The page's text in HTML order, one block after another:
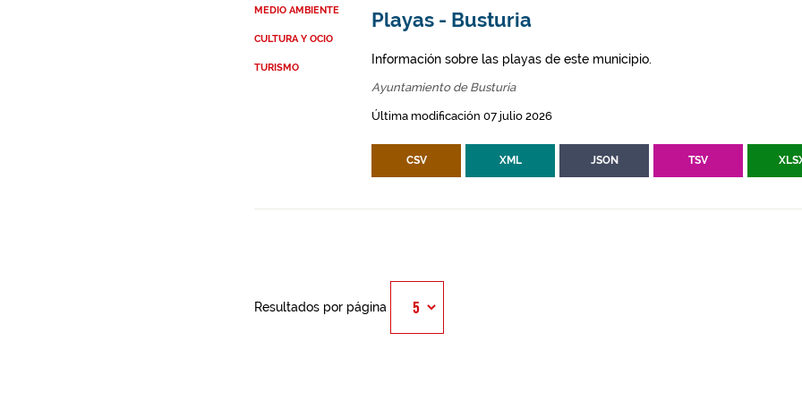
MEDIO AMBIENTE
CULTURA Y OCIO
TURISMO
Playas - Busturia
Información sobre las playas de este municipio.
Ayuntamiento de Busturia
Última modificación 07 julio 2026
CSV XML JSON TSV
Resultados por página